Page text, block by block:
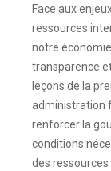
Face aux
ressources
notre
transparence
leçons de la
administration
renforcer la
conditions
des ressources